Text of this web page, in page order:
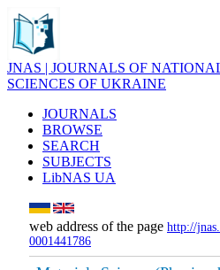
JNAS | JOURNALS OF
SCIENCES OF UKRAINE
JOURNALS
BROWSE
SEARCH
SUBJECTS
LibNAS UA
web address of the page http://
0001441786